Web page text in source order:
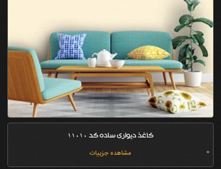
کاغذ دیواری ساده کد 11010
مشاهده جزییات